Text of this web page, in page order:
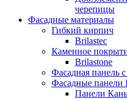
черепицы
Фасадные материалы
Гибкий кирпич
Brilastec
Каменное
Brilastone
Фасадная панель
Фасадные панели
Панели